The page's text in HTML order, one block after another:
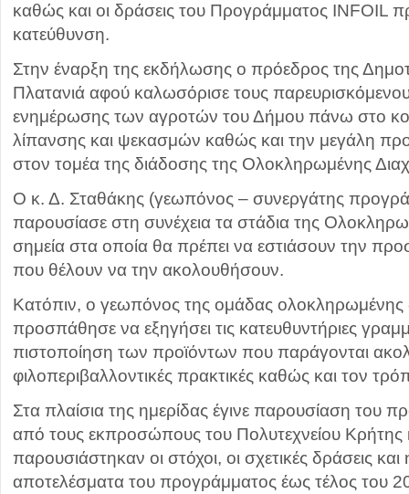
καθώς και οι δράσεις του Προγράμματος INFOIL
κατεύθυνση.
Στην έναρξη της εκδήλωσης ο πρόεδρος της
Πλατανιά αφού καλωσόρισε τους
ενημέρωσης των αγροτών του Δήμου πάνω στο
λίπανσης και ψεκασμών καθώς και την μεγάλη
στον τομέα της διάδοσης της Ολοκληρωμένης
Ο κ. Δ. Σταθάκης (γεωπόνος – συνεργάτης
παρουσίασε στη συνέχεια τα στάδια της
σημεία στα οποία θα πρέπει να εστιάσουν την
που θέλουν να την ακολουθήσουν.
Κατόπιν, ο γεωπόνος της ομάδας ολοκληρωμένης
προσπάθησε να εξηγήσει τις κατευθυντήριες
πιστοποίηση των προϊόντων που παράγονται
φιλοπεριβαλλοντικές πρακτικές καθώς και τον
Στα πλαίσια της ημερίδας έγινε παρουσίαση του
από τους εκπροσώπους του Πολυτεχνείου Κρήτης
παρουσιάστηκαν οι στόχοι, οι σχετικές δράσεις
αποτελέσματα του προγράμματος έως τέλος του